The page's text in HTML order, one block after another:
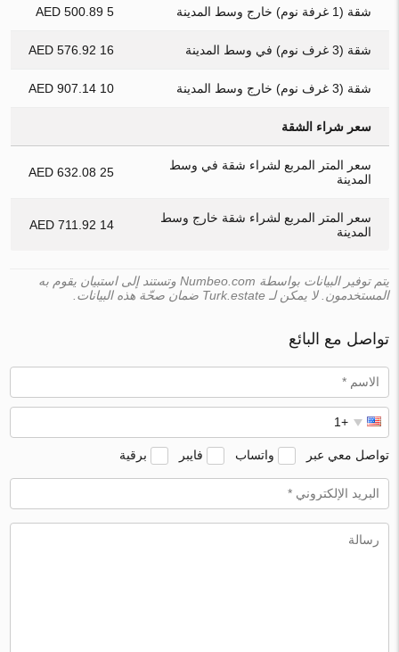
شقة (1 غرفة نوم) خارج وسط المدينة 5 500.89 AED
شقة (3 غرف نوم) في وسط المدينة 16 576.92 AED
شقة (3 غرف نوم) خارج وسط المدينة 10 907.14 AED
سعر شراء الشقة
سعر المتر المربع لشراء شقة في وسط
المدينة
25 632.08 AED
سعر المتر المربع لشراء شقة خارج وسط
المدينة
14 711.92 AED
يتم توفير البيانات بواسطة Numbeo.com وتستند إلى استبيان يقوم به
المستخدمون. لا يمكن لـ Turk.estate ضمان صحّة هذه البيانات.
تواصل مع البائع
تواصل معي عبر واتساب فايبر برقية